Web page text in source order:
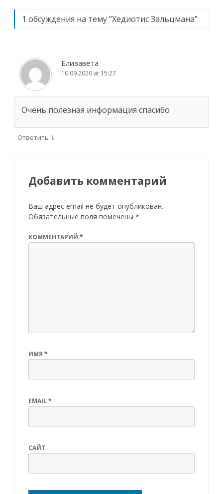
1 обсуждения на тему “Хедиотис Зальцмана”
Елизавета
10.09.2020 at 15:27
Очень полезная информация спасибо
Ответить ↓
Добавить комментарий
Ваш адрес email не будет опубликован.
Обязательные поля помечены *
КОММЕНТАРИЙ *
ИМЯ *
EMAIL*
САЙТ